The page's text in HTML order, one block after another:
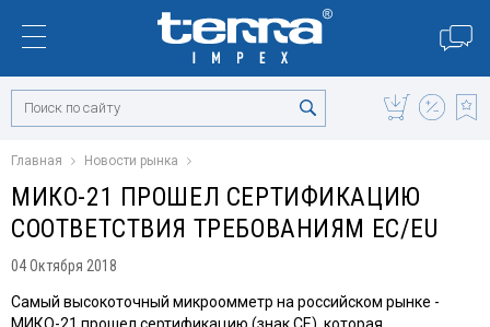
Главная Новости рынка
МИКО-21 ПРОШЕЛ СЕРТИФИКАЦИЮ
СООТВЕТСТВИЯ ТРЕБОВАНИЯМ ЕС/EU
04 Октября 2018
Самый высокоточный микроомметр на российском рынке -